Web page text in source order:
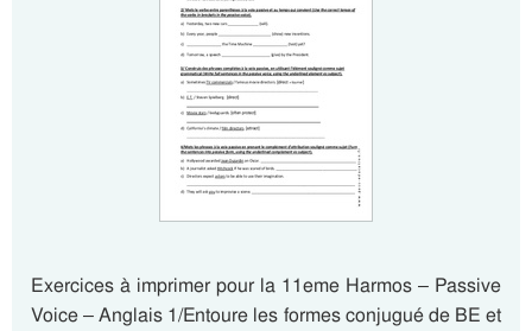
Exercices à imprimer pour la 11eme Harmos – Passive
Voice – Anglais 1/Entoure les formes conjugué de BE et